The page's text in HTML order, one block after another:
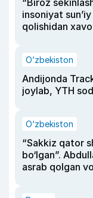
insoniyat
qolishidan
O‘zbekiston
Andijonda
joylab, YTH
O‘zbekiston
“Sakkiz qator
bo‘lgan”.
asrab qolgan